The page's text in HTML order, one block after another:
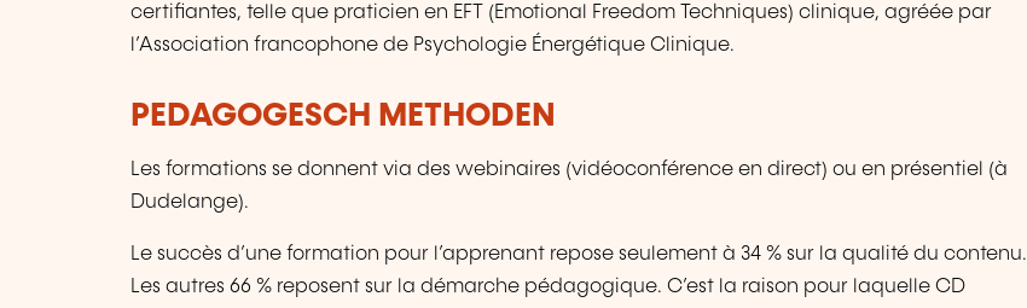
certifiantes, telle que praticien en EFT (Emotional Freedom Techniques) clinique, agréée par
l’Association francophone de Psychologie Énergétique Clinique.
PEDAGOGESCH METHODEN
Les formations se donnent via des webinaires (vidéoconférence en direct) ou en présentiel (à
Dudelange).
Le succès d’une formation pour l’apprenant repose seulement à 34 % sur la qualité du contenu.
Les autres 66 % reposent sur la démarche pédagogique. C’est la raison pour laquelle CD